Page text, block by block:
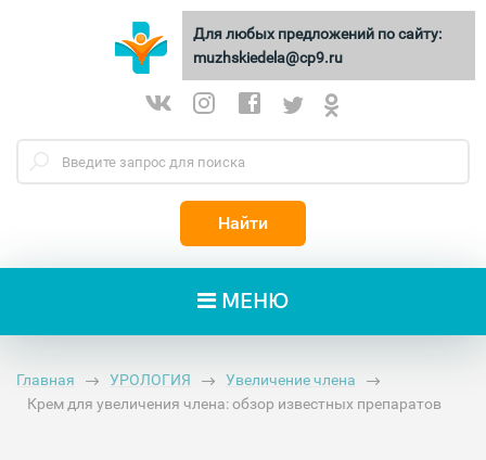
МУЖСКИЕДЕЛА
Найти
МЕНЮ
Главная УРОЛОГИЯ
Увеличение члена
Крем для увеличения члена: обзор известных препаратов
Для любых предложений по сайту:
muzhskiedela@cp9.ru